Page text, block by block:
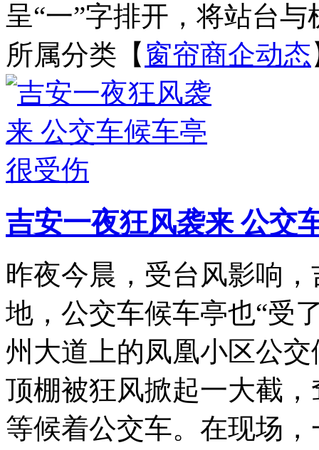
呈“一”字排开，将站台
所属分类【 窗帘商企动态
吉安一夜狂风袭来 公交
昨夜今晨，受台风影响
地，公交车候车亭也“受
州大道上的凤凰小区公
顶棚被狂风掀起一大截
等候着公交车。在现场